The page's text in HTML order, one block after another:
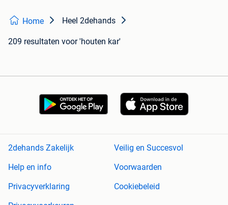
Home Heel 2dehands
209 resultaten voor 'houten kar'
2dehands Zakelijk
Veilig en Succesvol
Help en info
Voorwaarden
Privacyverklaring
Cookiebeleid